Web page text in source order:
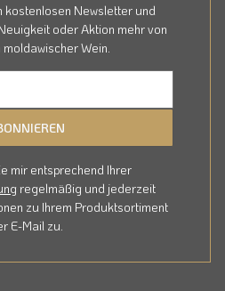
kostenlosen Newsletter und
oder Aktion mehr von
Wein.
mir entsprechend Ihrer
regelmäßig und jederzeit
zu Ihrem Produktsortiment
E-Mail zu.